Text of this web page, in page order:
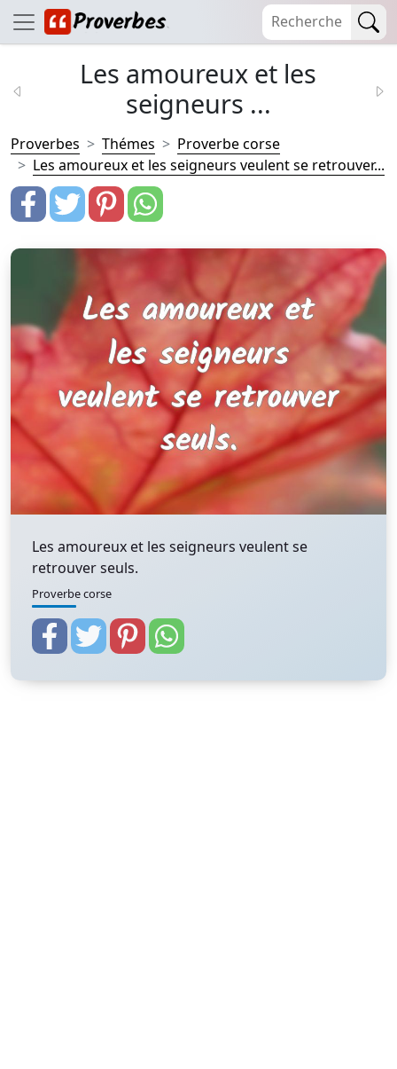
Les amoureux et les
seigneurs ...
Proverbes Thémes
Proverbe corse
Les amoureux et les seigneurs veulent se retrouver...
Les amoureux et les seigneurs veulent se
retrouver seuls.
Proverbe corse